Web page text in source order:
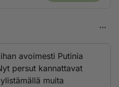
avoimesti Putinia
persut kannattavat
muita